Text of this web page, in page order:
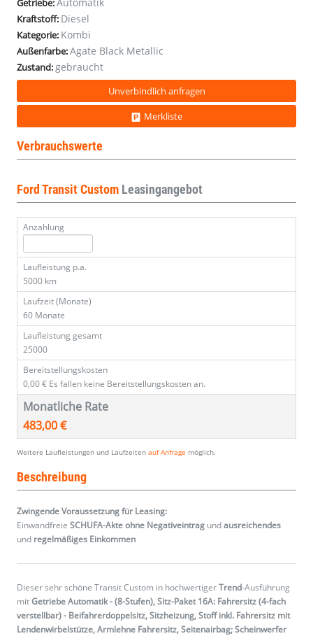
Getriebe:
Kraftstoff: Diesel
Kategorie: Kombi
Außenfarbe:Agate Black Metallic
Zustand: gebraucht
Unverbindlich anfragen
Merkliste
Verbrauchswerte
Ford Transit Custom Leasingangebot
Anzahlung
Laufleistung p.a.
5000 km
Laufzeit (Monate)
60 Monate
Laufleistung gesamt
25000
Bereitstellungskosten
0,00 € Es fallen keine Bereitstellungskosten an.
Monatliche Rate
483,00 €
Weitere Laufleistungen und Laufzeiten auf Anfrage möglich.
Beschreibung
Zwingende Voraussetzung für Leasing:
Einwandfreie SCHUFA-Akte ohne Negativeintrag undausreichendes
und regelmäßiges Einkommen
Dieser sehr schöne Transit Custom in hochwertigerTrend-Ausführung
mitGetriebe Automatik - (8-Stufen), Sitz-Paket 16A: Fahrersitz (4-fach
verstellbar) - Beifahrerdoppelsitz, Sitzheizung, Stoff inkl. Fahrersitz mit
Lendenwirbelstütze, Armlehne Fahrersitz, Seitenairbag; Scheinwerfer